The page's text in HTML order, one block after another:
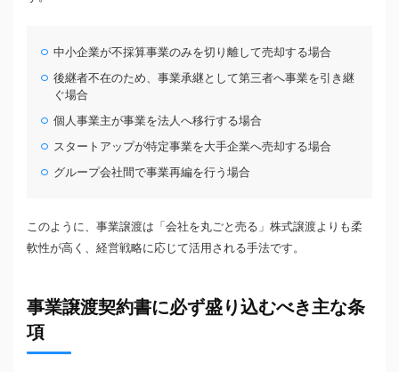
中小企業が不採算事業のみを切り離して売却する場合
後継者不在のため、事業承継として第三者へ事業を引き継
ぐ場合
個人事業主が事業を法人へ移行する場合
スタートアップが特定事業を大手企業へ売却する場合
グループ会社間で事業再編を行う場合
このように、事業譲渡は「会社を丸ごと売る」株式譲渡よりも柔
軟性が高く、経営戦略に応じて活用される手法です。
事業譲渡契約書に必ず盛り込むべき主な条
項